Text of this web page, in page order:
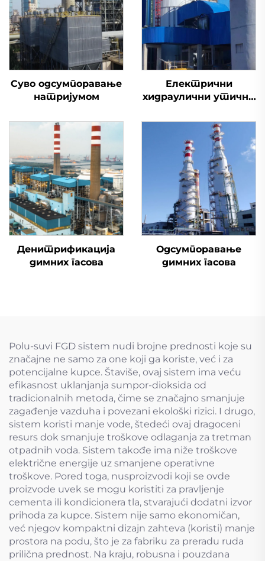
Суво одсумпоравање
натријумом
Електрични
хидраулични утични
Денитрификација
димних гасова
Одсумпоравање
димних гасова
Polu-suvi FGD sistem nudi brojne prednosti koje su
značajne ne samo za one koji ga koriste, već i za
potencijalne kupce. Štaviše, ovaj sistem ima veću
efikasnost uklanjanja sumpor-dioksida od
tradicionalnih metoda, čime se značajno smanjuje
zagađenje vazduha i povezani ekološki rizici. I drugo,
sistem koristi manje vode, štedeći ovaj dragoceni
resurs dok smanjuje troškove odlaganja za tretman
otpadnih voda. Sistem takođe ima niže troškove
električne energije uz smanjene operativne
troškove. Pored toga, nusproizvodi koji se ovde
proizvode uvek se mogu koristiti za pravljenje
cementa ili kondicionera tla, stvarajući dodatni izvor
prihoda za kupce. Sistem nije samo ekonomičan,
već njegov kompaktni dizajn zahteva (koristi) manje
prostora na podu, što je za fabriku za preradu ruda
prilična prednost. Na kraju, robusna i pouzdana